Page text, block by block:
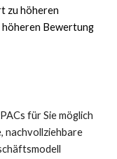
zu höheren
höheren Bewertung
für Sie möglich
nachvollziehbare